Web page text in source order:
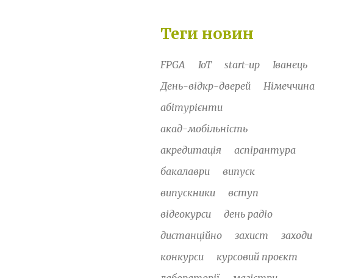
Теги новин
FPGA IoT start-up
Іванець
День-відкр-дверей
Німеччина
абітурієнти
акад-мобільність
акредитація
аспірантура
бакалаври
випуск
випускники
вступ
відеокурси
день радіо
дистанційно
захист
заходи
конкурси
курсовий проєкт